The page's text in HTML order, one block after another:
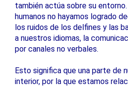
también actúa sobre su
humanos no hayamos logrado
los ruidos de los delfines y las
a nuestros idiomas, la
por canales no verbales.
Esto significa que una parte de
interior, por la que estamos